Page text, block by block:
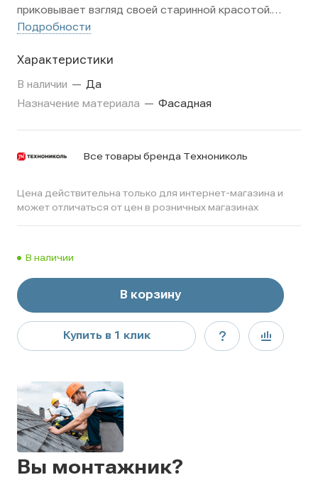
приковывает взгляд своей старинной красотой.
Рельефные поверхности кирпичей, их неповторимый
ощущение глубины истории.
Подробности
Характеристики
В наличии — Да
Назначение материала — Фасадная
Все товары бренда Технониколь
Цена действительна только для интернет-магазина и
может отличаться от цен в розничных магазинах
В наличии
В корзину
Купить в 1 клик
Вы монтажник?